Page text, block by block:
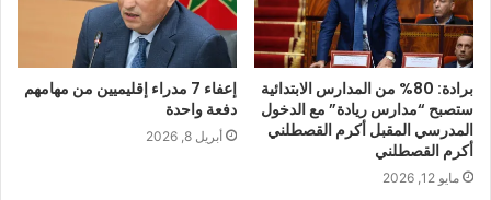
برادة: 80% من المدارس الابتدائية
ستصبح “مدارس ريادة” مع الدخول
المدرسي المقبل أكرم القصطلني
أكرم القصطلني
مايو 12, 2026
إعفاء 7 مدراء إقليميين من مهامهم
دفعة واحدة
أبريل 8, 2026